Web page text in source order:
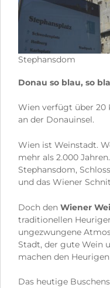
Stephansdom
Donau so blau, so
Wien verfügt über 20
an der Donauinsel.
Wien ist Weinstadt.
mehr als 2.000
Stephansdom,
und das Wiener
Doch den Wiener
traditionellen
ungezwungene
Stadt, der gute Wein
machen den
Das heutige